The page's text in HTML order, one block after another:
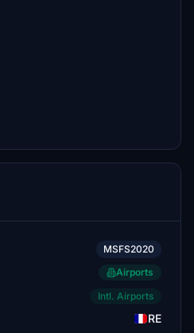
MSFS2020
Airports
Intl. Airports
RE